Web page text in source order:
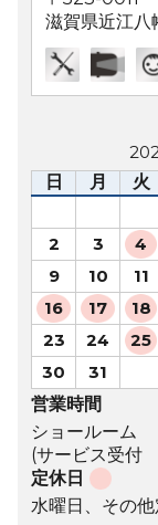
滋賀県近江八
日 月 火
2
3 4
9
10 11
16
17 18
23
24 25
30
31
営業時間
ショールーム
(サービス受付
定休日
水曜日、その他